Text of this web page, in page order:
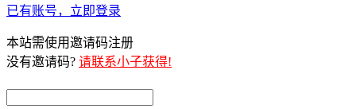
已有账号，立即登录
本站需使用邀请码注册
没有邀请码? 请联系小子获得!